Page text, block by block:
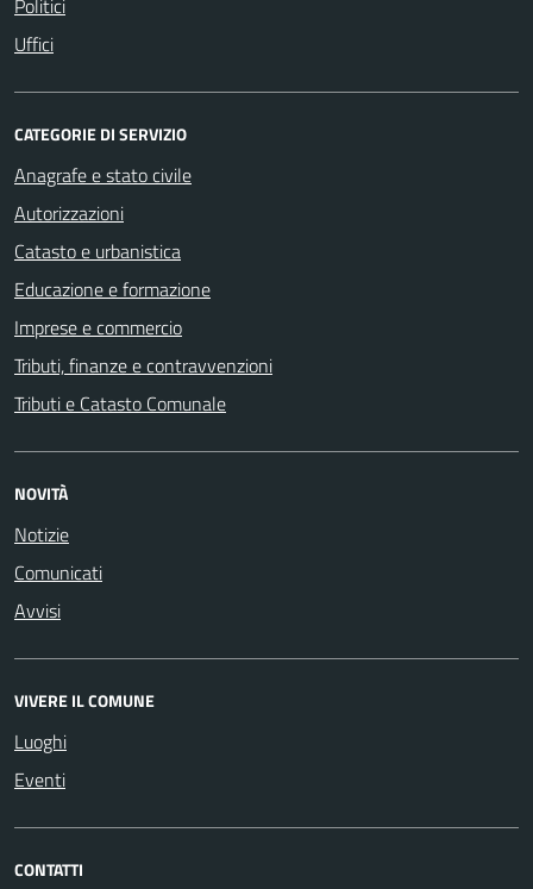
Uffici
CATEGORIE DI SERVIZIO
Anagrafe e stato civile
Autorizzazioni
Catasto e urbanistica
Educazione e formazione
Imprese e commercio
Tributi, finanze e contravvenzioni
Tributi e Catasto Comunale
NOVITÀ
Notizie
Comunicati
Avvisi
VIVERE IL COMUNE
Luoghi
Eventi
CONTATTI